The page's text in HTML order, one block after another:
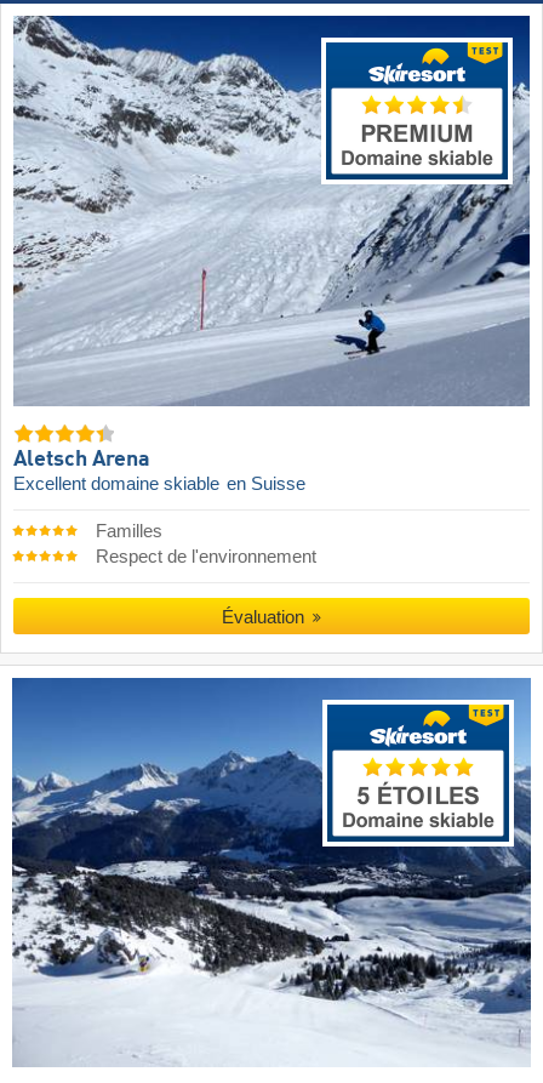
Aletsch Arena
Excellent domaine skiable en Suisse
Familles
Respect de l'environnement
Évaluation